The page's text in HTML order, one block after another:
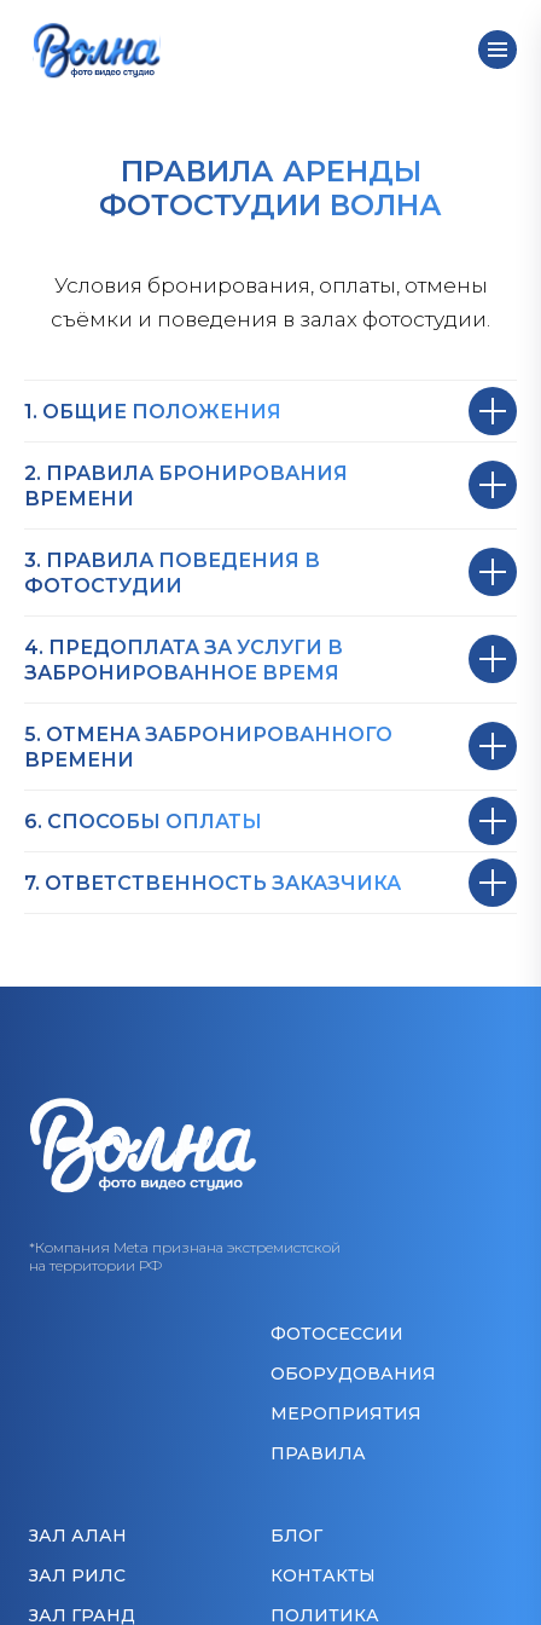
ПРАВИЛА АРЕНДЫ
ФОТОСТУДИИ ВОЛНА
Условия бронирования, оплаты, отмены
съёмки и поведения в залах фотостудии.
1. ОБЩИЕ ПОЛОЖЕНИЯ
2. ПРАВИЛА БРОНИРОВАНИЯ
ВРЕМЕНИ
3. ПРАВИЛА ПОВЕДЕНИЯ В
ФОТОСТУДИИ
4. ПРЕДОПЛАТА ЗА УСЛУГИ В
ЗАБРОНИРОВАННОЕ ВРЕМЯ
5. ОТМЕНА ЗАБРОНИРОВАННОГО
ВРЕМЕНИ
6. СПОСОБЫ ОПЛАТЫ
7. ОТВЕТСТВЕННОСТЬ ЗАКАЗЧИКА
*Компания Meta признана экстремистской
на территории РФ
ФОТОСЕССИИ
ОБОРУДОВАНИЯ
МЕРОПРИЯТИЯ
ПРАВИЛА
ЗАЛ АЛАН
ЗАЛ РИЛС
ЗАЛ ГРАНД
БЛОГ
КОНТАКТЫ
ПОЛИТИКА